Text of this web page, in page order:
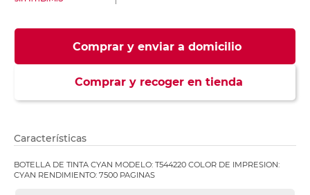
Comprar y enviar a domicilio
Comprar y recoger en tienda
Características
BOTELLA DE TINTA CYAN MODELO: T544220 COLOR DE IMPRESION:
CYAN RENDIMIENTO: 7500 PAGINAS